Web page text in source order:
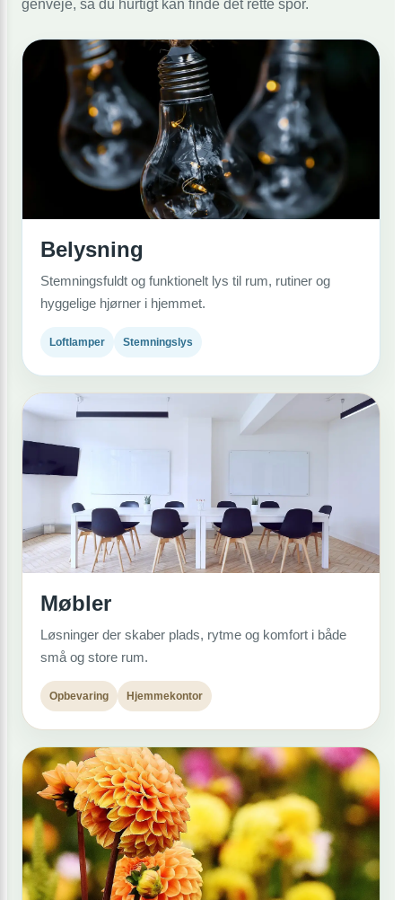
genveje, så du hurtigt kan finde det rette spor.
Belysning
Stemningsfuldt og funktionelt lys til rum, rutiner og
hyggelige hjørner i hjemmet.
Loftlamper Stemningslys
Møbler
Løsninger der skaber plads, rytme og komfort i både
små og store rum.
Opbevaring Hjemmekontor